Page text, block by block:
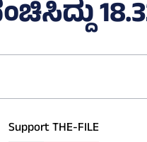
Support THE-FILE